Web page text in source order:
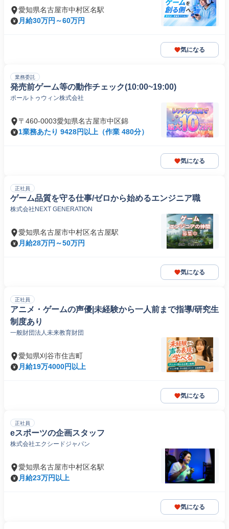
愛知県名古屋市中村区名駅
月給30万円～60万円
気になる
業務委託
発売前ゲーム等の動作チェック(10:00~19:00)
ポールトゥウィン株式会社
〒460-0003愛知県名古屋市中区錦
1業務あたり 9428円以上（作業 480分）
気になる
正社員
ゲーム品質を守る仕事/ゼロから始めるエンジニア職
株式会社NEXT GENERATION
愛知県名古屋市中村区名古屋駅
月給28万円～50万円
気になる
正社員
アニメ・ゲームの声優|未経験から一人前まで指導/研究生
制度あり
一般財団法人未来教育財団
愛知県刈谷市住吉町
月給19万4000円以上
気になる
正社員
eスポーツの企画スタッフ
株式会社エクシードジャパン
愛知県名古屋市中村区名駅
月給23万円以上
気になる